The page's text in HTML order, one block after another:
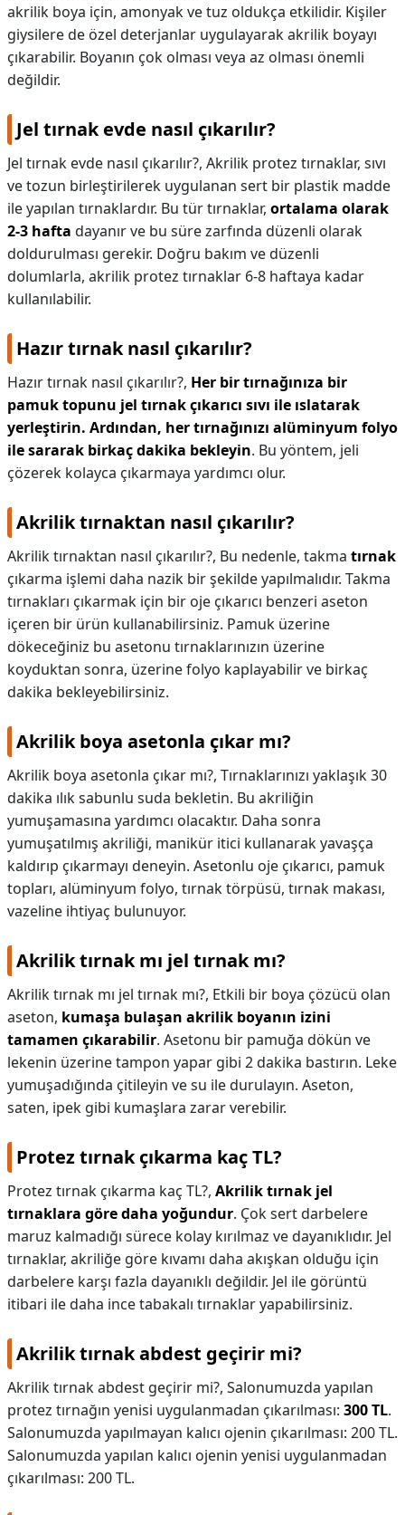
akrilik boya için, amonyak ve tuz oldukça etkilidir. Kişiler
giysilere de özel deterjanlar uygulayarak akrilik boyayı
çıkarabilir. Boyanın çok olması veya az olması önemli
değildir.
Jel tırnak evde nasıl çıkarılır?
Jel tırnak evde nasıl çıkarılır?, Akrilik protez tırnaklar, sıvı
ve tozun birleştirilerek uygulanan sert bir plastik madde
ile yapılan tırnaklardır. Bu tür tırnaklar, ortalama olarak
2-3 hafta dayanır ve bu süre zarfında düzenli olarak
doldurulması gerekir. Doğru bakım ve düzenli
dolumlarla, akrilik protez tırnaklar 6-8 haftaya kadar
kullanılabilir.
Hazır tırnak nasıl çıkarılır?
Hazır tırnak nasıl çıkarılır?, Her bir tırnağınıza bir
pamuk topunu jel tırnak çıkarıcı sıvı ile ıslatarak
yerleştirin. Ardından, her tırnağınızı alüminyum folyo
ile sararak birkaç dakika bekleyin. Bu yöntem, jeli
çözerek kolayca çıkarmaya yardımcı olur.
Akrilik tırnaktan nasıl çıkarılır?
Akrilik tırnaktan nasıl çıkarılır?, Bu nedenle, takma tırnak
çıkarma işlemi daha nazik bir şekilde yapılmalıdır. Takma
tırnakları çıkarmak için bir oje çıkarıcı benzeri aseton
içeren bir ürün kullanabilirsiniz. Pamuk üzerine
dökeceğiniz bu asetonu tırnaklarınızın üzerine
koyduktan sonra, üzerine folyo kaplayabilir ve birkaç
dakika bekleyebilirsiniz.
Akrilik boya asetonla çıkar mı?
Akrilik boya asetonla çıkar mı?, Tırnaklarınızı yaklaşık 30
dakika ılık sabunlu suda bekletin. Bu akriliğin
yumuşamasına yardımcı olacaktır. Daha sonra
yumuşatılmış akriliği, manikür itici kullanarak yavaşça
kaldırıp çıkarmayı deneyin. Asetonlu oje çıkarıcı, pamuk
topları, alüminyum folyo, tırnak törpüsü, tırnak makası,
vazeline ihtiyaç bulunuyor.
Akrilik tırnak mı jel tırnak mı?
Akrilik tırnak mı jel tırnak mı?, Etkili bir boya çözücü olan
aseton, kumaşa bulaşan akrilik boyanın izini
tamamen çıkarabilir. Asetonu bir pamuğa dökün ve
lekenin üzerine tampon yapar gibi 2 dakika bastırın. Leke
yumuşadığında çitileyin ve su ile durulayın. Aseton,
saten, ipek gibi kumaşlara zarar verebilir.
Protez tırnak çıkarma kaç TL?
Protez tırnak çıkarma kaç TL?, Akrilik tırnak jel
tırnaklara göre daha yoğundur. Çok sert darbelere
maruz kalmadığı sürece kolay kırılmaz ve dayanıklıdır. Jel
tırnaklar, akriliğe göre kıvamı daha akışkan olduğu için
darbelere karşı fazla dayanıklı değildir. Jel ile görüntü
itibari ile daha ince tabakalı tırnaklar yapabilirsiniz.
Akrilik tırnak abdest geçirir mi?
Akrilik tırnak abdest geçirir mi?, Salonumuzda yapılan
protez tırnağın yenisi uygulanmadan çıkarılması: 300 TL.
Salonumuzda yapılmayan kalıcı ojenin çıkarılması: 200 TL.
Salonumuzda yapılan kalıcı ojenin yenisi uygulanmadan
çıkarılması: 200 TL.